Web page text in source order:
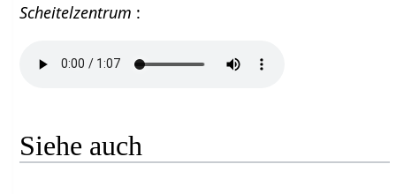
Scheitelzentrum :
Siehe auch